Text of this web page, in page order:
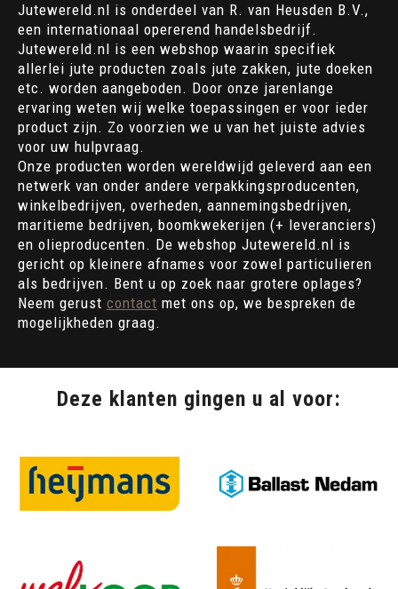
Jutewereld.nl is onderdeel van R. van Heusden B.V.,
een internationaal opererend handelsbedrijf.
Jutewereld.nl is een webshop waarin specifiek
allerlei jute producten zoals jute zakken, jute doeken
etc. worden aangeboden. Door onze jarenlange
ervaring weten wij welke toepassingen er voor ieder
product zijn. Zo voorzien we u van het juiste advies
voor uw hulpvraag.
Onze producten worden wereldwijd geleverd aan een
netwerk van onder andere verpakkingsproducenten,
winkelbedrijven, overheden, aannemingsbedrijven,
maritieme bedrijven, boomkwekerijen (+ leveranciers)
en olieproducenten. De webshop Jutewereld.nl is
gericht op kleinere afnames voor zowel particulieren
als bedrijven. Bent u op zoek naar grotere oplages?
Neem gerust contact met ons op, we bespreken de
mogelijkheden graag.
Deze klanten gingen u al voor: